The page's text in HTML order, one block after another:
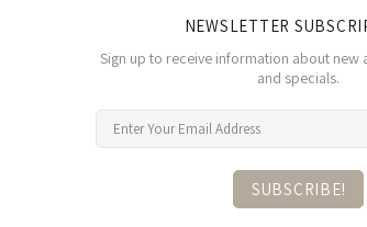
NEWSLETTER
Sign up to receive information about new
and specials.